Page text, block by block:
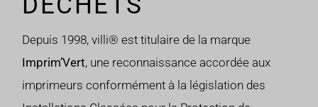
Depuis 1998, villi® est titulaire de la marque
Imprim’Vert, une reconnaissance accordée aux
imprimeurs conformément à la législation des